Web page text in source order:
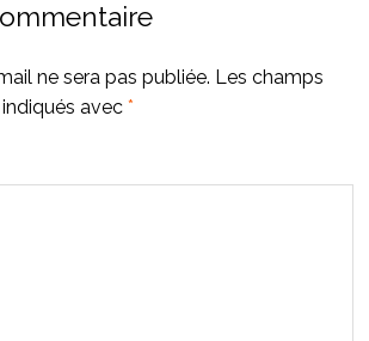
ne sera pas publiée. Les champs
avec *